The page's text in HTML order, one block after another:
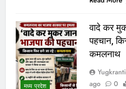
इंदौर में
आबकारी
Yugkranti
ago
0